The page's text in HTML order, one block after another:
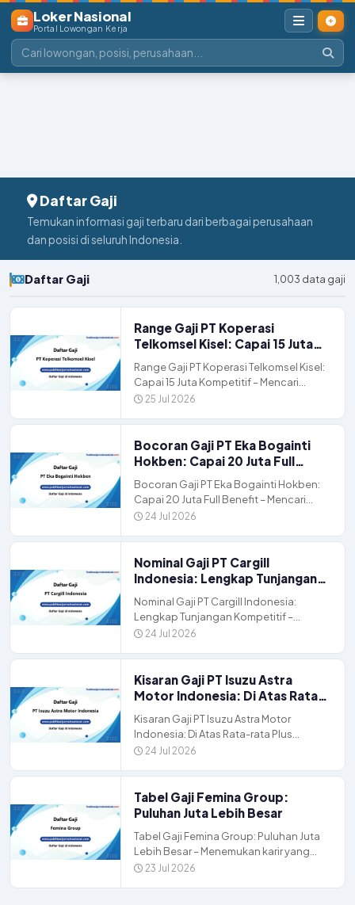
Loker Nasional
Portal Lowongan Kerja
Daftar Gaji
Temukan informasi gaji terbaru dari berbagai perusahaan
dan posisi di seluruh Indonesia.
Daftar Gaji 1,003 data gaji
Range Gaji PT Koperasi
Telkomsel Kisel: Capai 15 Juta
Range Gaji PT Koperasi Telkomsel Kisel:
Capai 15 Juta Kompetitif – Mencari
peluang karir di perusahaan besar
25 Jul 2026
Bocoran Gaji PT Eka Bogainti
Hokben: Capai 20 Juta Full
Bocoran Gaji PT Eka Bogainti Hokben:
Capai 20 Juta Full Benefit – Mencari
peluang karir di industri makanan dan
24 Jul 2026
Nominal Gaji PT Cargill
Indonesia: Lengkap Tunjangan
Nominal Gaji PT Cargill Indonesia:
Lengkap Tunjangan Kompetitif –
Mencari karir yang menjanjikan di
PT […]
24 Jul 2026
Kisaran Gaji PT Isuzu Astra
Motor Indonesia: Di Atas Rata-
Kisaran Gaji PT Isuzu Astra Motor
Indonesia: Di Atas Rata-rata Plus
Fasilitas – Membangun karir di industri
24 Jul 2026
Tabel Gaji Femina Group:
Puluhan Juta Lebih Besar
Tabel Gaji Femina Group: Puluhan Juta
Lebih Besar – Menemukan karir yang
tepat di industri media dan gaya hidup
23 Jul 2026